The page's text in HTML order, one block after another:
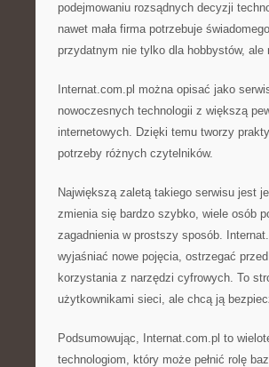
podejmowaniu rozsądnych decyzji
nawet mała firma potrzebuje
przydatnym nie tylko dla hobbystów, ale
Internat.com.pl można opisać jako
nowoczesnych technologii z większą
internetowych. Dzięki temu tworzy
potrzeby różnych czytelników.
Największą zaletą takiego serwisu jest
zmienia się bardzo szybko, wiele osób
zagadnienia w prostszy sposób.
wyjaśniać nowe pojęcia, ostrzegać
korzystania z narzędzi cyfrowych. To
użytkownikami sieci, ale chcą ją
Podsumowując, Internat.com.pl to
technologiom, który może pełnić rolę